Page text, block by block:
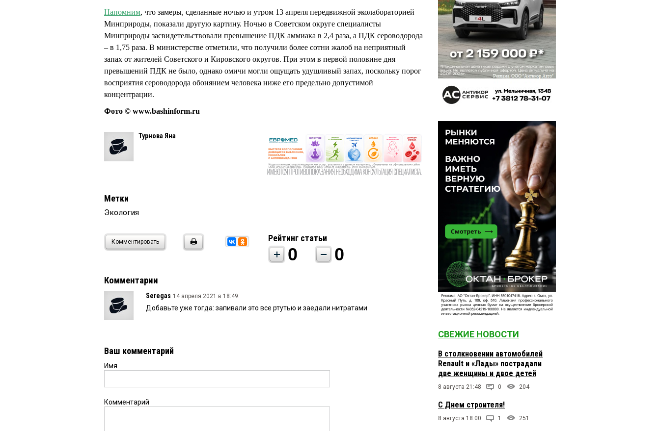
Напомним, что замеры, сделанные ночью и утром 13 апреля передвижной эколабораторией
Минприроды, показали другую картину. Ночью в Советском округе специалисты
Минприроды засвидетельствовали превышение ПДК аммиака в 2,4 раза, а ПДК сероводорода
– в 1,75 раза. В министерстве отметили, что получили более сотни жалоб на неприятный
запах от жителей Советского и Кировского округов. При этом в первой половине дня
превышений ПДК не было, однако омичи могли ощущать удушливый запах, поскольку порог
восприятия сероводорода обонянием человека ниже его предельно допустимой
концентрации.
Фото © www.bashinform.ru
Турнова Яна
Метки
Экология
Комментировать Рейтинг статьи
0 0
Комментарии
Seregas 14 апреля 2021 в 18:49:
Добавьте уже тогда: запивали это все ртутью и заедали нитратами
Ваш комментарий
Имя
Комментарий
СВЕЖИЕ НОВОСТИ
В столкновении автомобилей
Renault и «Лады» пострадали
две женщины и двое детей
8 августа 21:48 0 204
С Днем строителя!
8 августа 18:00 1 251